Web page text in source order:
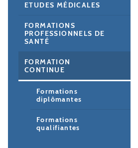
ETUDES MÉDICALES
FORMATIONS
PROFESSIONNELS DE
SANTÉ
FORMATION
CONTINUE
Formations
diplômantes
Formations
qualifiantes